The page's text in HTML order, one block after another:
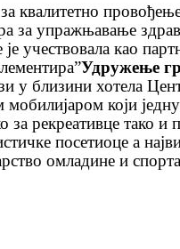
квалитетно
за упражњавање
учествовала као
”Удружење
у близини хотела
који
рекреативце тако и
посетиоце а
омладине и